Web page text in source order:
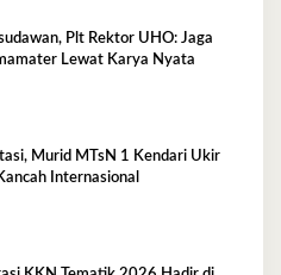
Plt Rektor UHO: Jaga
Lewat Karya Nyata
Murid MTsN 1 Kendari Ukir
Internasional